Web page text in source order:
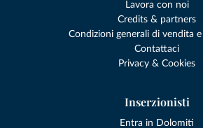
Lavora con noi
Credits & partners
Condizioni generali di vendita
Contattaci
Privacy & Cookies
Inserzionisti
Entra in Dolomiti